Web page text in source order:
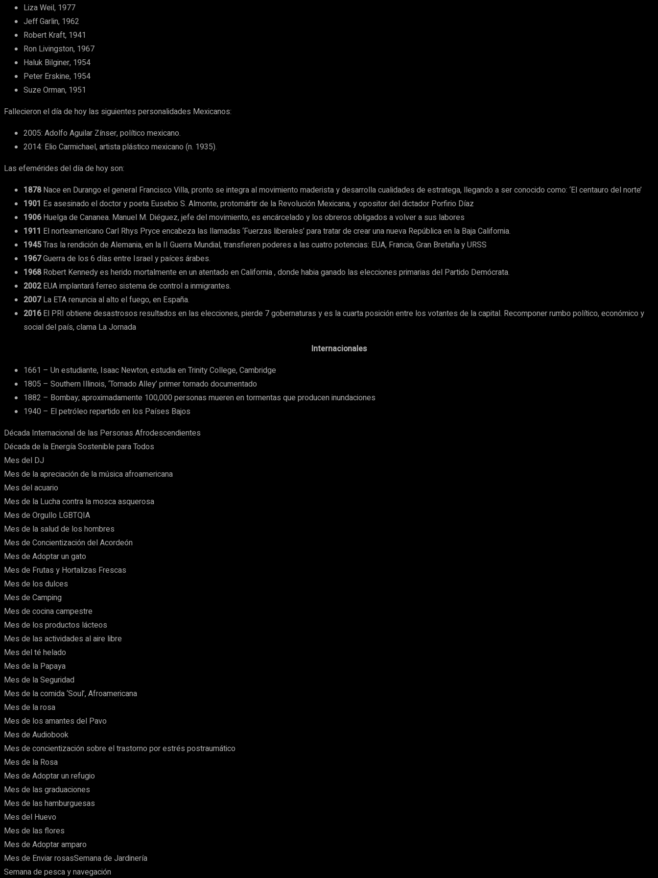
Liza Weil, 1977
Jeff Garlin, 1962
Robert Kraft, 1941
Ron Livingston, 1967
Haluk Bilginer, 1954
Peter Erskine, 1954
Suze Orman, 1951
Fallecieron el día de hoy las siguientes personalidades Mexicanos:
2005: Adolfo Aguilar Zínser, político mexicano.
2014: Elio Carmichael, artista plástico mexicano (n. 1935).
Las efemérides del día de hoy son:
1878Nace en Durango el general Francisco Villa, pronto se integra al movimiento maderista y desarrolla cualidades de estratega, llegando a ser conocido como: ‘El centauro del norte’
1901 Es asesinado el doctor y poeta Eusebio S. Almonte, protomártir de la Revolución Mexicana, y opositor del dictador Porfirio Díaz
1906Huelga de Cananea. Manuel M. Diéguez, jefe del movimiento, es encárcelado y los obreros obligados a volver a sus labores
1911 El norteamericano Carl Rhys Pryce encabeza las llamadas ‘Fuerzas liberales’ para tratar de crear una nueva República en la Baja California.
1945Tras la rendición de Alemania, en la II Guerra Mundial, transfieren poderes a las cuatro potencias: EUA, Francia, Gran Bretaña y URSS
1967Guerra de los 6 días entre Israel y paíces árabes.
1968Robert Kennedy es herido mortalmente en un atentado en California , donde habia ganado las elecciones primarias del Partido Demócrata.
2002EUA implantará ferreo sistema de control a inmigrantes.
2007La ETA renuncia al alto el fuego, en España.
2016El PRI obtiene desastrosos resultados en las elecciones, pierde 7 gobernaturas y es la cuarta posición entre los votantes de la capital. Recomponer rumbo político, económico y
social del país, clama La Jornada
Internacionales
1661 – Un estudiante, Isaac Newton, estudia en Trinity College, Cambridge
1805 – Southern Illinois, ‘Tornado Alley’ primer tornado documentado
1882 – Bombay; aproximadamente 100,000 personas mueren en tormentas que producen inundaciones
1940 – El petróleo repartido en los Países Bajos
Década Internacional de las Personas Afrodescendientes
Década de la Energía Sostenible para Todos
Mes del DJ
Mes de la apreciación de la música afroamericana
Mes del acuario
Mes de la Lucha contra la mosca asquerosa
Mes de Orgullo LGBTQIA
Mes de la salud de los hombres
Mes de Concientización del Acordeón
Mes de Adoptar un gato
Mes de Frutas y Hortalizas Frescas
Mes de los dulces
Mes de Camping
Mes de cocina campestre
Mes de los productos lácteos
Mes de las actividades al aire libre
Mes del té helado
Mes de la Papaya
Mes de la Seguridad
Mes de la comida ‘Soul’, Afroamericana
Mes de la rosa
Mes de los amantes del Pavo
Mes de Audiobook
Mes de concientización sobre el trastorno por estrés postraumático
Mes de la Rosa
Mes de Adoptar un refugio
Mes de las graduaciones
Mes de las hamburguesas
Mes del Huevo
Mes de las flores
Mes de Adoptar amparo
Mes de Enviar rosasSemana de Jardinería
Semana de pesca y navegación